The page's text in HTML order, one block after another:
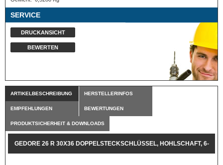
SERVICE
DRUCKANSICHT
BEWERTEN
ARTIKELBESCHREIBUNG HERSTELLERINFOS
EMPFEHLUNGEN BEWERTUNGEN
PRODUKTSICHERHEIT & DOWNLOADS
GEDORE 26 R 30X36 DOPPELSTECKSCHLÜSSEL, HOHLSCHAFT, 6-